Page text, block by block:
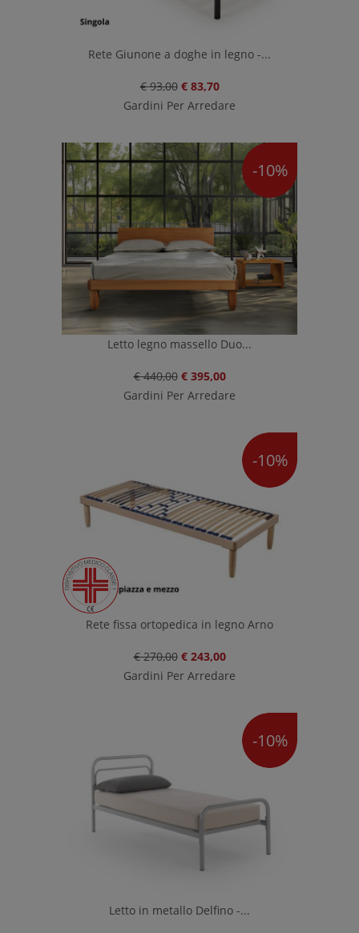
Rete Giunone a doghe in legno -...
€ 93,00 € 83,70
Gardini Per Arredare
-10%
Letto legno massello Duo...
€ 440,00 € 395,00
Gardini Per Arredare
-10%
Rete fissa ortopedica in legno Arno
€ 270,00 € 243,00
Gardini Per Arredare
-10%
Letto in metallo Delfino -...